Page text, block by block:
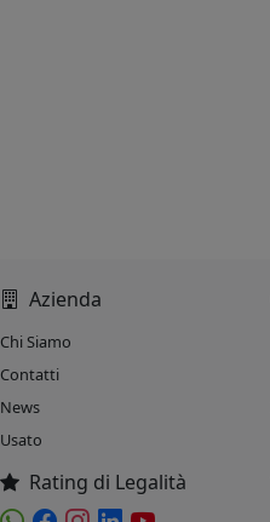
Azienda
Chi Siamo
Contatti
News
Usato
Rating di Legalità